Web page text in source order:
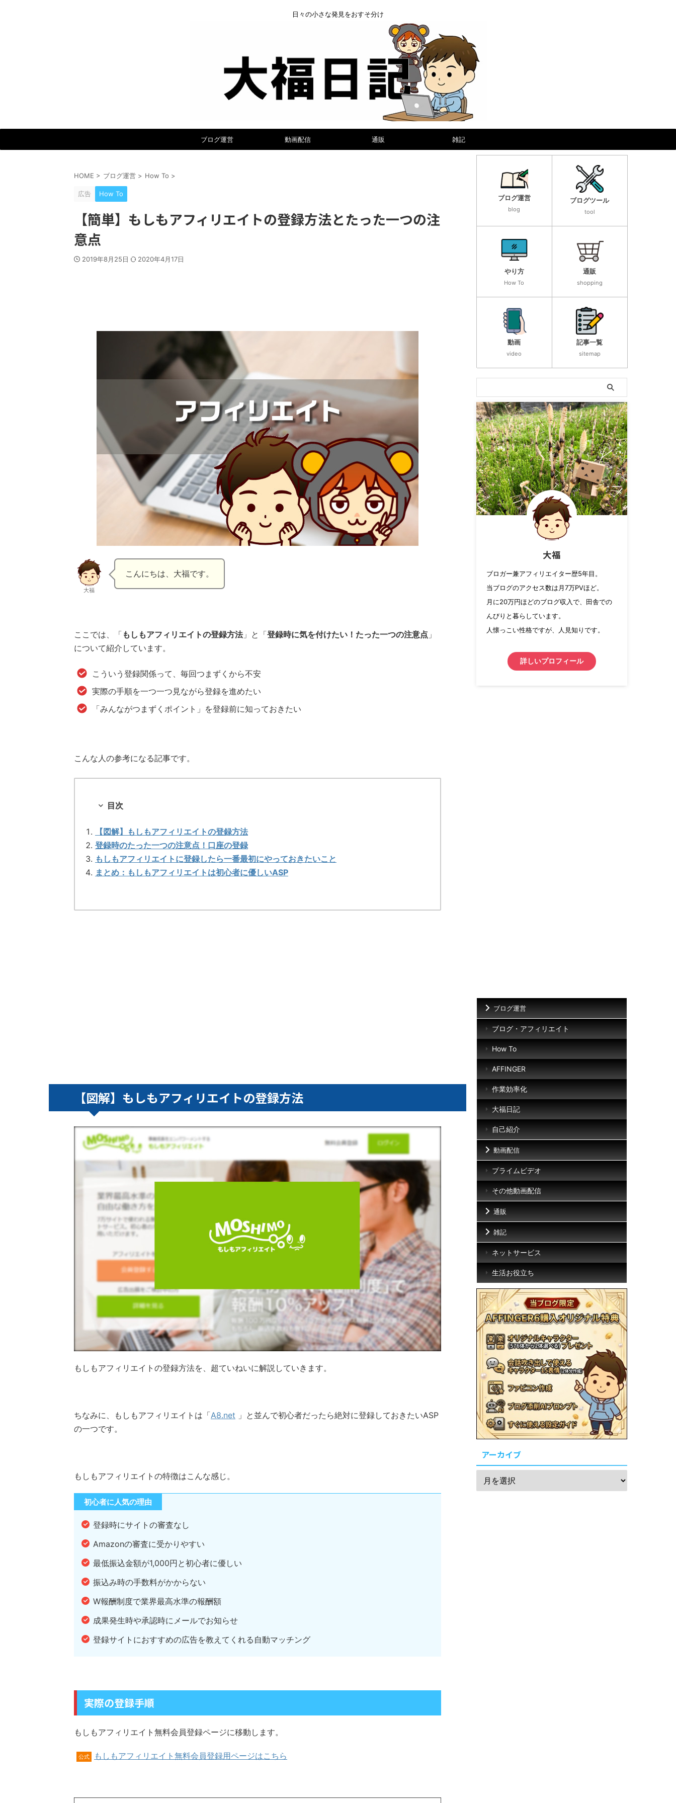
日々の小さな発見をおすそ分け
ブログ運営 動画配信 通販 雑記
HOME > ブログ運営 > How To >
広告 How To
【簡単】もしもアフィリエイトの登録方法とたった一つの注
意点
2019年8月25日 2020年4月17日
大福
こんにちは、大福です。
ここでは、「 もしもアフィリエイトの登録方法」と「登録時に気を付けたい！たった一つの注意点 」
について紹介しています。
こういう登録関係って、毎回つまずくから不安
実際の手順を一つ一つ見ながら登録を進めたい
「みんながつまずくポイント」を登録前に知っておきたい
こんな人の参考になる記事です。
目次
【図解】もしもアフィリエイトの登録方法
登録時のたった一つの注意点！口座の登録
もしもアフィリエイトに登録したら一番最初にやっておきたいこと
まとめ：もしもアフィリエイトは初心者に優しいASP
【図解】もしもアフィリエイトの登録方法
もしもアフィリエイトの登録方法を、超ていねいに解説していきます。
ちなみに、もしもアフィリエイトは「A8.net 」と並んで初心者だったら絶対に登録しておきたいASP
の一つです。
もしもアフィリエイトの特徴はこんな感じ。
初心者に人気の理由
登録時にサイトの審査なし
Amazonの審査に受かりやすい
最低振込金額が1,000円と初心者に優しい
振込み時の手数料がかからない
W報酬制度で業界最高水準の報酬額
成果発生時や承認時にメールでお知らせ
登録サイトにおすすめの広告を教えてくれる自動マッチング
実際の登録手順
もしもアフィリエイト無料会員登録ページに移動します。
公式 もしもアフィリエイト無料会員登録用ページはこちら
ブログ運営
blog
ブログツール
tool
やり方
How To
通販
shopping
動画
video
記事一覧
sitemap
大福
ブロガー兼アフィリエイター歴5年目。
当ブログのアクセス数は月7万PVほど。
月に20万円ほどのブログ収入で、田舎での
んびりと暮らしています。
人懐っこい性格ですが、人見知りです。
詳しいプロフィール
ブログ運営
ブログ・アフィリエイト
How To
AFFINGER
作業効率化
大福日記
自己紹介
動画配信
プライムビデオ
その他動画配信
通販
雑記
ネットサービス
生活お役立ち
アーカイブ